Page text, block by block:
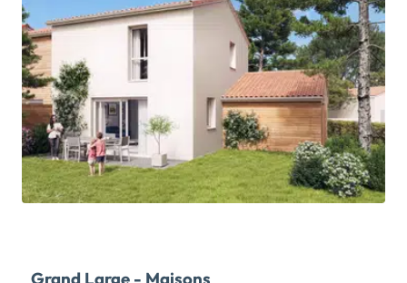
Grand Large - Maisons